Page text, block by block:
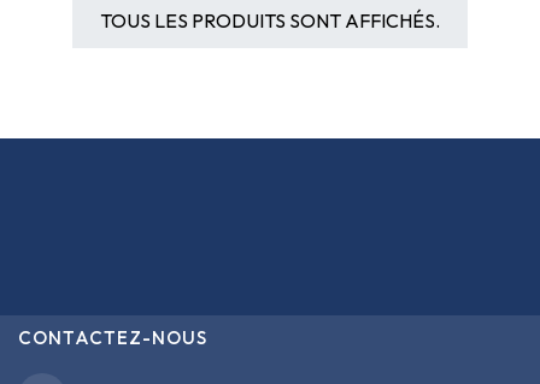
TOUS LES PRODUITS SONT AFFICHÉS.
CONTACTEZ-NOUS